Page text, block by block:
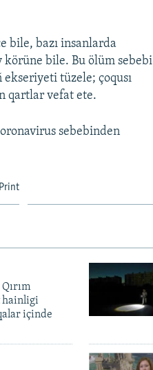
bile, bazı insanlarda
körüne bile. Bu ölüm sebebi
tüzele; çoqusı
qartlar vefat ete.
sebebinden
Print
hainligi
içinde